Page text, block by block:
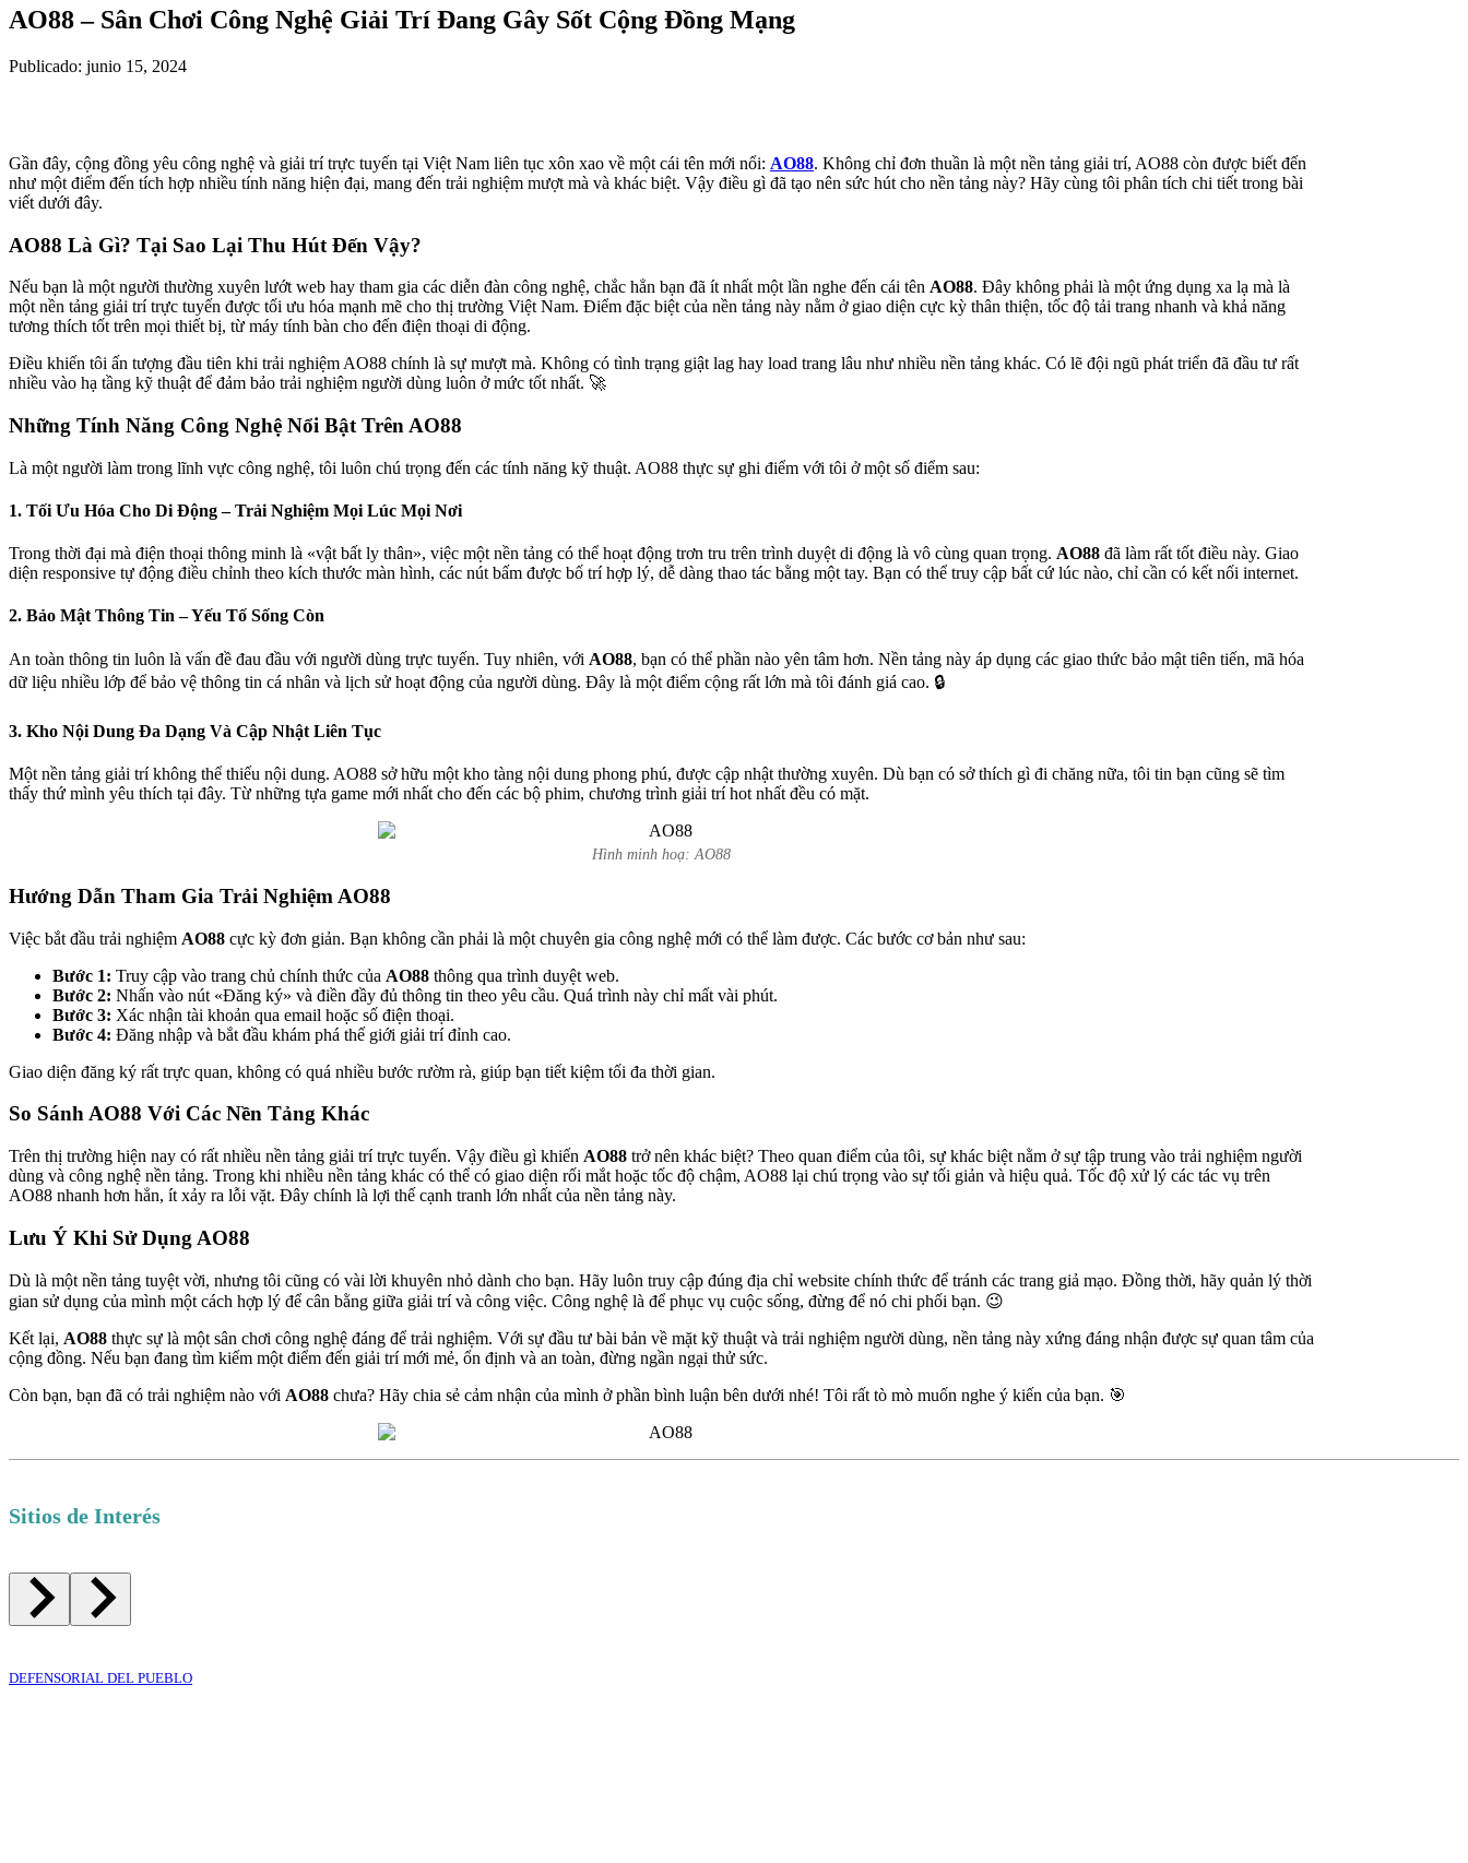
AO88 – Sân Chơi Công Nghệ Giải Trí Đang Gây Sốt Cộng Đồng Mạng
Publicado: junio 15, 2024
Gần đây, cộng đồng yêu công nghệ và giải trí trực tuyến tại Việt Nam liên tục xôn xao về một cái tên mới nổi: AO88. Không chỉ đơn thuần là một nền tảng giải trí, AO88 còn được biết đến
như một điểm đến tích hợp nhiều tính năng hiện đại, mang đến trải nghiệm mượt mà và khác biệt. Vậy điều gì đã tạo nên sức hút cho nền tảng này? Hãy cùng tôi phân tích chi tiết trong bài
viết dưới đây.
AO88 Là Gì? Tại Sao Lại Thu Hút Đến Vậy?
Nếu bạn là một người thường xuyên lướt web hay tham gia các diễn đàn công nghệ, chắc hẳn bạn đã ít nhất một lần nghe đến cái tên AO88. Đây không phải là một ứng dụng xa lạ mà là
một nền tảng giải trí trực tuyến được tối ưu hóa mạnh mẽ cho thị trường Việt Nam. Điểm đặc biệt của nền tảng này nằm ở giao diện cực kỳ thân thiện, tốc độ tải trang nhanh và khả năng
tương thích tốt trên mọi thiết bị, từ máy tính bàn cho đến điện thoại di động.
Điều khiến tôi ấn tượng đầu tiên khi trải nghiệm AO88 chính là sự mượt mà. Không có tình trạng giật lag hay load trang lâu như nhiều nền tảng khác. Có lẽ đội ngũ phát triển đã đầu tư rất
nhiều vào hạ tầng kỹ thuật để đảm bảo trải nghiệm người dùng luôn ở mức tốt nhất. 🚀
Những Tính Năng Công Nghệ Nổi Bật Trên AO88
Là một người làm trong lĩnh vực công nghệ, tôi luôn chú trọng đến các tính năng kỹ thuật. AO88 thực sự ghi điểm với tôi ở một số điểm sau:
1. Tối Ưu Hóa Cho Di Động – Trải Nghiệm Mọi Lúc Mọi Nơi
Trong thời đại mà điện thoại thông minh là «vật bất ly thân», việc một nền tảng có thể hoạt động trơn tru trên trình duyệt di động là vô cùng quan trọng. AO88 đã làm rất tốt điều này. Giao
diện responsive tự động điều chỉnh theo kích thước màn hình, các nút bấm được bố trí hợp lý, dễ dàng thao tác bằng một tay. Bạn có thể truy cập bất cứ lúc nào, chỉ cần có kết nối internet.
2. Bảo Mật Thông Tin – Yếu Tố Sống Còn
An toàn thông tin luôn là vấn đề đau đầu với người dùng trực tuyến. Tuy nhiên, với AO88, bạn có thể phần nào yên tâm hơn. Nền tảng này áp dụng các giao thức bảo mật tiên tiến, mã hóa
dữ liệu nhiều lớp để bảo vệ thông tin cá nhân và lịch sử hoạt động của người dùng. Đây là một điểm cộng rất lớn mà tôi đánh giá cao. 🔒
3. Kho Nội Dung Đa Dạng Và Cập Nhật Liên Tục
Một nền tảng giải trí không thể thiếu nội dung. AO88 sở hữu một kho tàng nội dung phong phú, được cập nhật thường xuyên. Dù bạn có sở thích gì đi chăng nữa, tôi tin bạn cũng sẽ tìm
thấy thứ mình yêu thích tại đây. Từ những tựa game mới nhất cho đến các bộ phim, chương trình giải trí hot nhất đều có mặt.
Hình minh hoạ: AO88
Hướng Dẫn Tham Gia Trải Nghiệm AO88
Việc bắt đầu trải nghiệm AO88 cực kỳ đơn giản. Bạn không cần phải là một chuyên gia công nghệ mới có thể làm được. Các bước cơ bản như sau:
Bước 1: Truy cập vào trang chủ chính thức của AO88 thông qua trình duyệt web.
Bước 2: Nhấn vào nút «Đăng ký» và điền đầy đủ thông tin theo yêu cầu. Quá trình này chỉ mất vài phút.
Bước 3: Xác nhận tài khoản qua email hoặc số điện thoại.
Bước 4: Đăng nhập và bắt đầu khám phá thế giới giải trí đỉnh cao.
Giao diện đăng ký rất trực quan, không có quá nhiều bước rườm rà, giúp bạn tiết kiệm tối đa thời gian.
So Sánh AO88 Với Các Nền Tảng Khác
Trên thị trường hiện nay có rất nhiều nền tảng giải trí trực tuyến. Vậy điều gì khiến AO88 trở nên khác biệt? Theo quan điểm của tôi, sự khác biệt nằm ở sự tập trung vào trải nghiệm người
dùng và công nghệ nền tảng. Trong khi nhiều nền tảng khác có thể có giao diện rối mắt hoặc tốc độ chậm, AO88 lại chú trọng vào sự tối giản và hiệu quả. Tốc độ xử lý các tác vụ trên
AO88 nhanh hơn hẳn, ít xảy ra lỗi vặt. Đây chính là lợi thế cạnh tranh lớn nhất của nền tảng này.
Lưu Ý Khi Sử Dụng AO88
Dù là một nền tảng tuyệt vời, nhưng tôi cũng có vài lời khuyên nhỏ dành cho bạn. Hãy luôn truy cập đúng địa chỉ website chính thức để tránh các trang giả mạo. Đồng thời, hãy quản lý thời
gian sử dụng của mình một cách hợp lý để cân bằng giữa giải trí và công việc. Công nghệ là để phục vụ cuộc sống, đừng để nó chi phối bạn. 😉
Kết lại, AO88 thực sự là một sân chơi công nghệ đáng để trải nghiệm. Với sự đầu tư bài bản về mặt kỹ thuật và trải nghiệm người dùng, nền tảng này xứng đáng nhận được sự quan tâm của
cộng đồng. Nếu bạn đang tìm kiếm một điểm đến giải trí mới mẻ, ổn định và an toàn, đừng ngần ngại thử sức.
Còn bạn, bạn đã có trải nghiệm nào với AO88 chưa? Hãy chia sẻ cảm nhận của mình ở phần bình luận bên dưới nhé! Tôi rất tò mò muốn nghe ý kiến của bạn. 🎯
Sitios de Interés
DEFENSORIAL DEL PUEBLO